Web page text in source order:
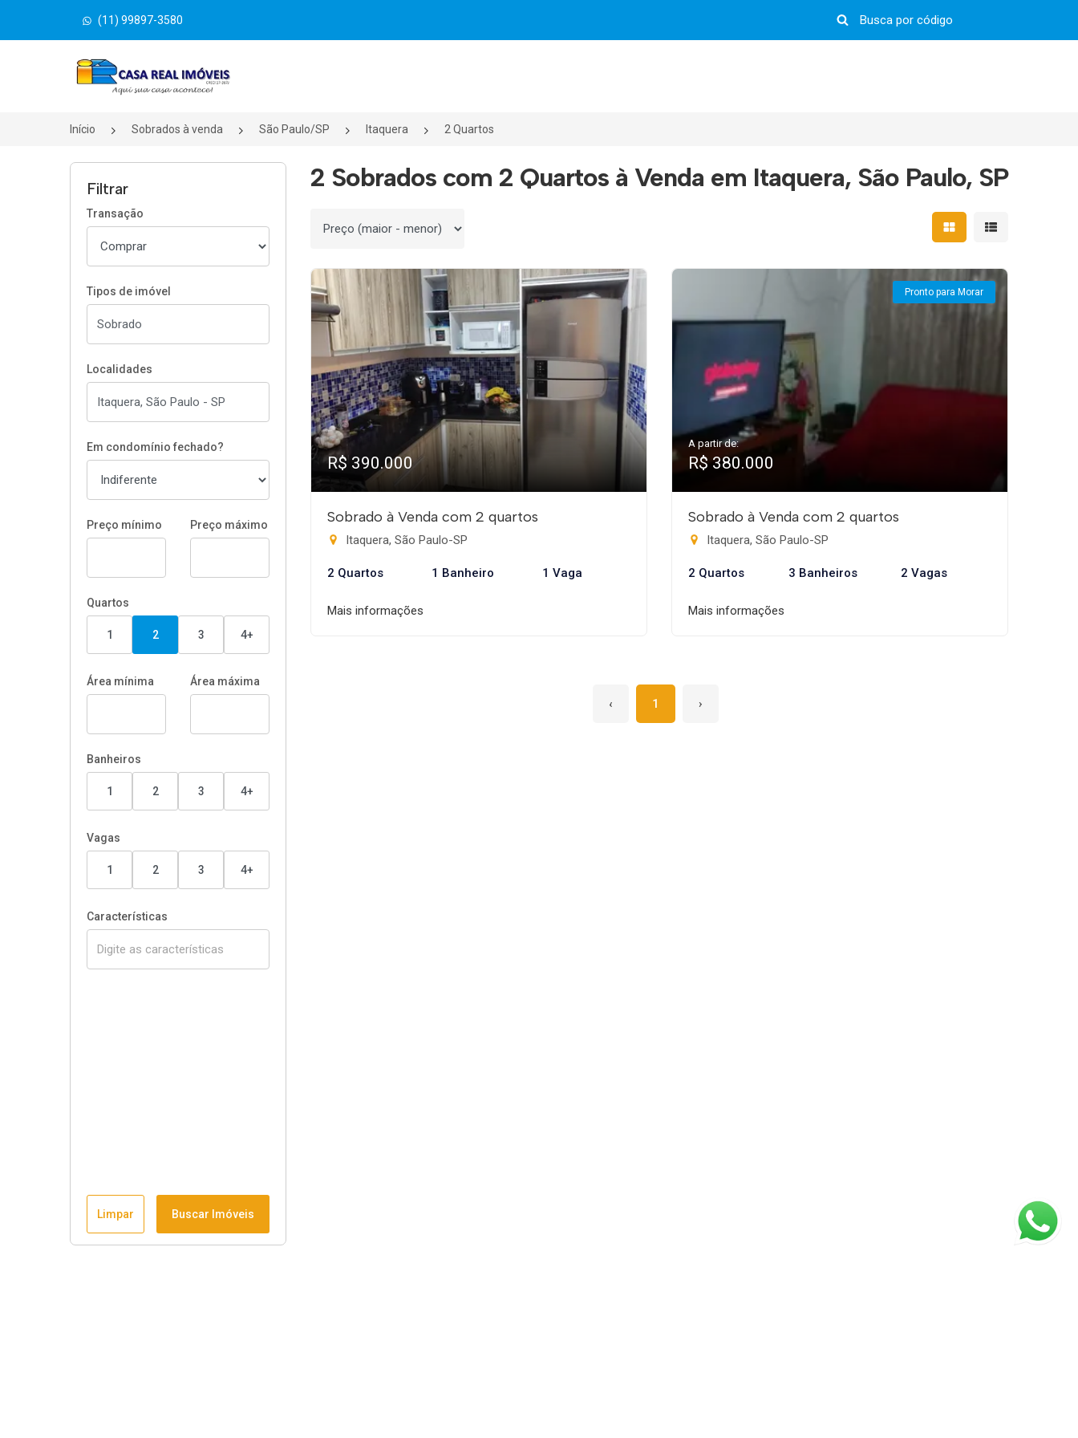
(11) 99897-3580
Página inicial
Início Sobrados à venda São Paulo/SP Itaquera 2 Quartos
Filtrar
Transação
Tipos de imóvel
Localidades
Em condomínio fechado?
Preço mínimo Preço máximo
Quartos
1 2 3 4+
Área mínima Área máxima
Banheiros
1 2 3 4+
Vagas
1 2 3 4+
Características
Limpar Buscar Imóveis
2 Sobrados com 2 Quartos à Venda em Itaquera, São Paulo, SP
Ordenar por Mostrar resultados em
Mostrar
R$ 390.000
Sobrado à Venda com 2 quartos
Itaquera, São Paulo-SP
2 Quartos 1 Banheiro 1 Vaga
Mais informações
Pronto para Morar
A partir de:
R$ 380.000
Sobrado à Venda com 2 quartos
Itaquera, São Paulo-SP
2 Quartos 3 Banheiros 2 Vagas
Mais informações
‹ 1 ›